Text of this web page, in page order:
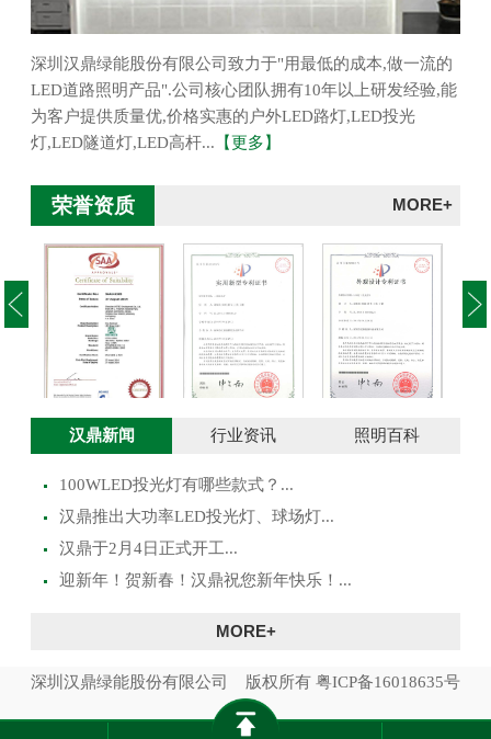
深圳汉鼎绿能股份有限公司致力于"用最低的成本,做一流的
LED道路照明产品".公司核心团队拥有10年以上研发经验,能
为客户提供质量优,价格实惠的户外LED路灯,LED投光
灯,LED隧道灯,LED高杆... 【更多】
荣誉资质 MORE+
澳大利亚SAA证
书
投光灯实用新型
投光灯外观设计
汉鼎新闻 行业资讯 照明百科
100WLED投光灯有哪些款式？...
​汉鼎推出大功率LED投光灯、球场灯...
汉鼎于2月4日正式开工...
迎新年！贺新春！汉鼎祝您新年快乐！...
MORE+
深圳汉鼎绿能股份有限公司 版权所有 粤ICP备16018635号